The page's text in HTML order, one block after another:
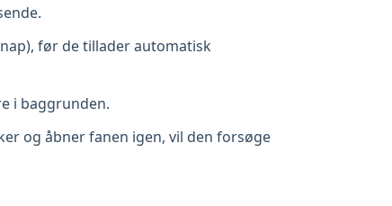
før de tillader automatisk
i baggrunden.
og åbner fanen igen, vil den forsøge